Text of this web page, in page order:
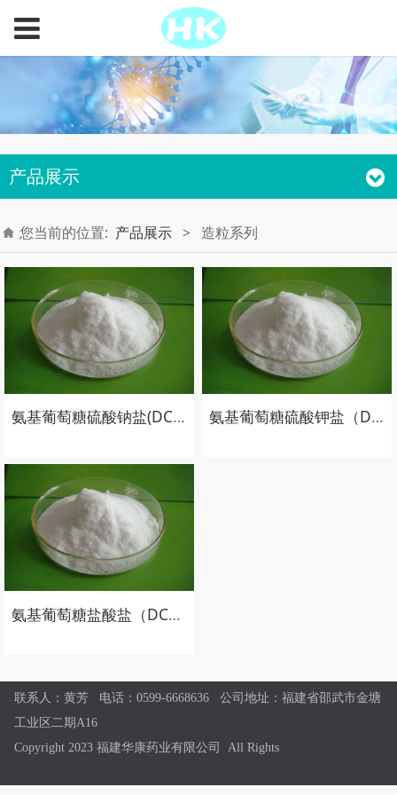
产品展示
您当前的位置: 产品展示 > 造粒系列
氨基葡萄糖硫酸钠盐(DC级) 氨基葡萄糖硫酸钾盐（DC级）
氨基葡萄糖盐酸盐（DC级）
联系人：黄芳 电话：0599-6668636 公司地址：福建省邵武市金塘
工业区二期A16
Copyright 2023 福建华康药业有限公司 All Rights